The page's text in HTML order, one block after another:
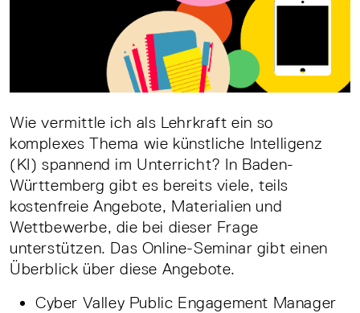
Wie vermittle ich als Lehrkraft ein so
komplexes Thema wie künstliche Intelligenz
(KI) spannend im Unterricht? In Baden-
Württemberg gibt es bereits viele, teils
kostenfreie Angebote, Materialien und
Wettbewerbe, die bei dieser Frage
unterstützen. Das Online-Seminar gibt einen
Überblick über diese Angebote.
Cyber Valley Public Engagement Manager